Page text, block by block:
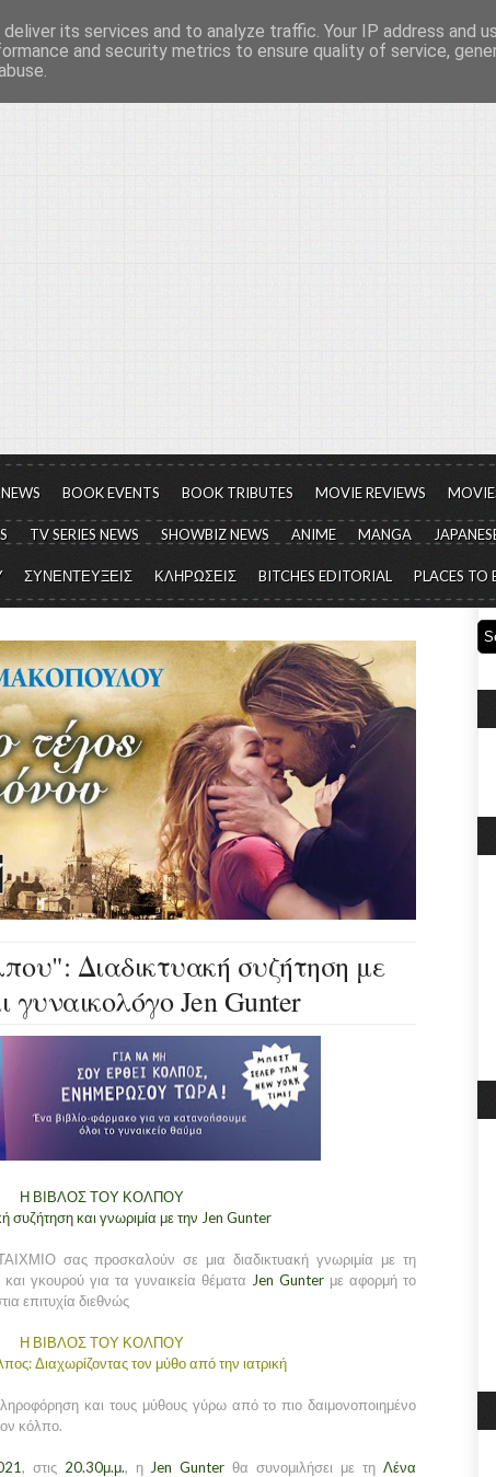
τον πολιτισμό, σε κάθε του μορφή και έκταση...
BOOK EVENTS BOOK TRIBUTES MOVIE REVIEWS
TV SERIES NEWS SHOWBIZ NEWS ANIME MANGA
ΣΥΝΕΝΤΕΥΞΕΙΣ ΚΛΗΡΩΣΕΙΣ BITCHES EDITORIAL PLACES TO
Διαδικτυακή συζήτηση με
Jen Gunter
Η ΒΙΒΛΟΣ ΤΟΥ ΚΟΛΠΟΥ
συζήτηση και γνωριμία με την Jen Gunter
σας προσκαλούν σε μια διαδικτυακή γνωριμία με τη
γκουρού για τα γυναικεία θέματα Jen Gunter με αφορμή το
επιτυχία διεθνώς
Η ΒΙΒΛΟΣ ΤΟΥ ΚΟΛΠΟΥ
Διαχωρίζοντας τον μύθο από την ιατρική
και τους μύθους γύρω από το πιο δαιμονοποιημένο
κόλπο.
, στις 20.30μ.μ., η Jen Gunter θα συνομιλήσει με τηΛένα
its services and to analyze traffic. Your IP address and
and security metrics to ensure quality of service,